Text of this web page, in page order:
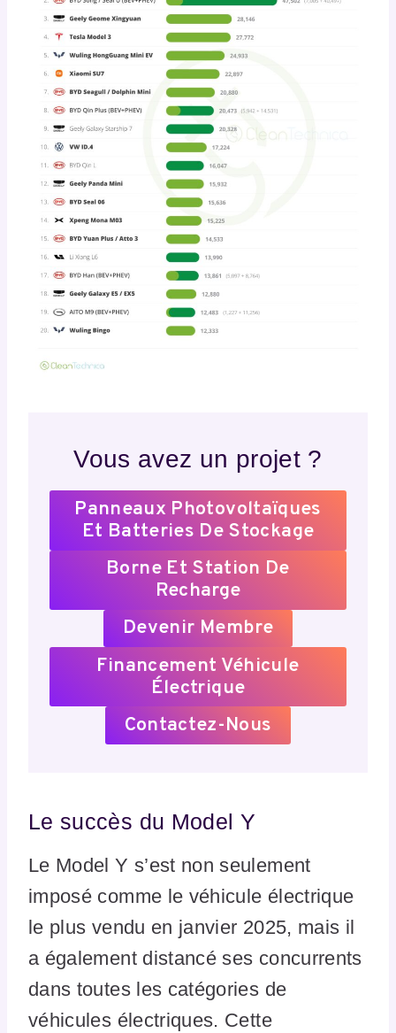
Vous avez un projet ?
Panneaux Photovoltaïques
Et Batteries De Stockage
Borne Et Station De
Recharge
Devenir Membre
Financement Véhicule
Électrique
Contactez-Nous
Le succès du Model Y
Le Model Y s’est non seulement
imposé comme le véhicule électrique
le plus vendu en janvier 2025, mais il
a également distancé ses concurrents
dans toutes les catégories de
véhicules électriques. Cette